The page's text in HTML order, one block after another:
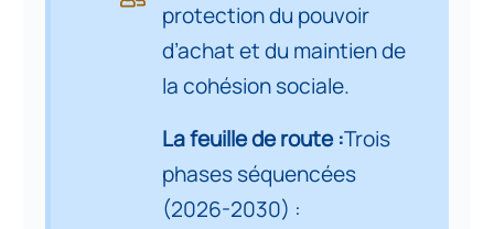
Annexe A – Cartographie
institutionnelle du processus de
réformes économiques
VI. Annexe B – Séquençage
opérationnel du processus de
réformes
protection du pouvoir
d’achat et du maintien de
la cohésion sociale.
La feuille de route :Trois
phases séquencées
(2026-2030) :